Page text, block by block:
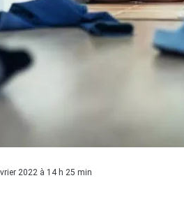
2022 à 14 h 25 min